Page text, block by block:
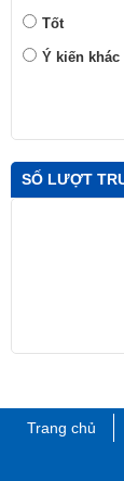
Tốt
Ý kiến khác
SỐ LƯỢT
Trang chủ